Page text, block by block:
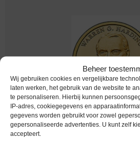
Beheer
Wij gebruiken cookies en vergelijkbare
laten werken, het gebruik van de website te
te personaliseren. Hierbij kunnen
IP-adres, cookiegegevens en
gegevens worden gebruikt voor zowel
gepersonaliseerde advertenties. U kunt zelf
accepteert.
Worldcoins / Km 571 / United
/ USA / 1921-1923 / 2014 P /